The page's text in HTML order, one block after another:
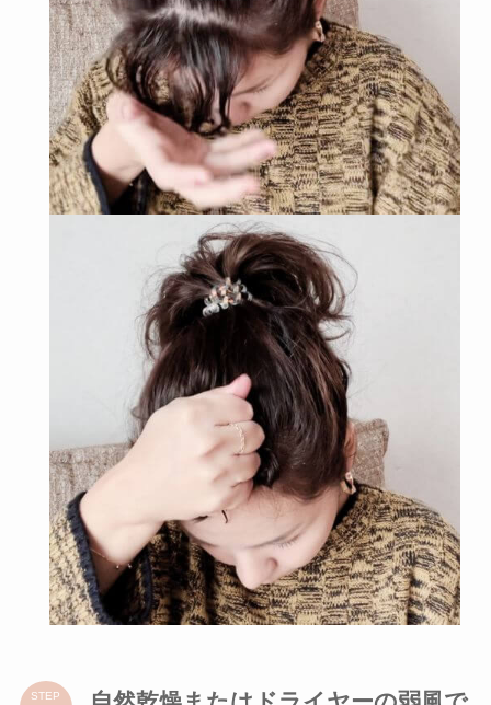
STEP